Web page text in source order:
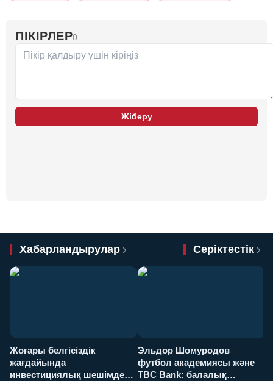
ПІКІРЛЕР0
Жіберу
Хабарландырулар Серіктестік
Жоғары белгісіздік
жағдайында
инвестициялық шешімдер
Эльдор Шомуродов
футбол академиясы және
TBC Bank: балалық